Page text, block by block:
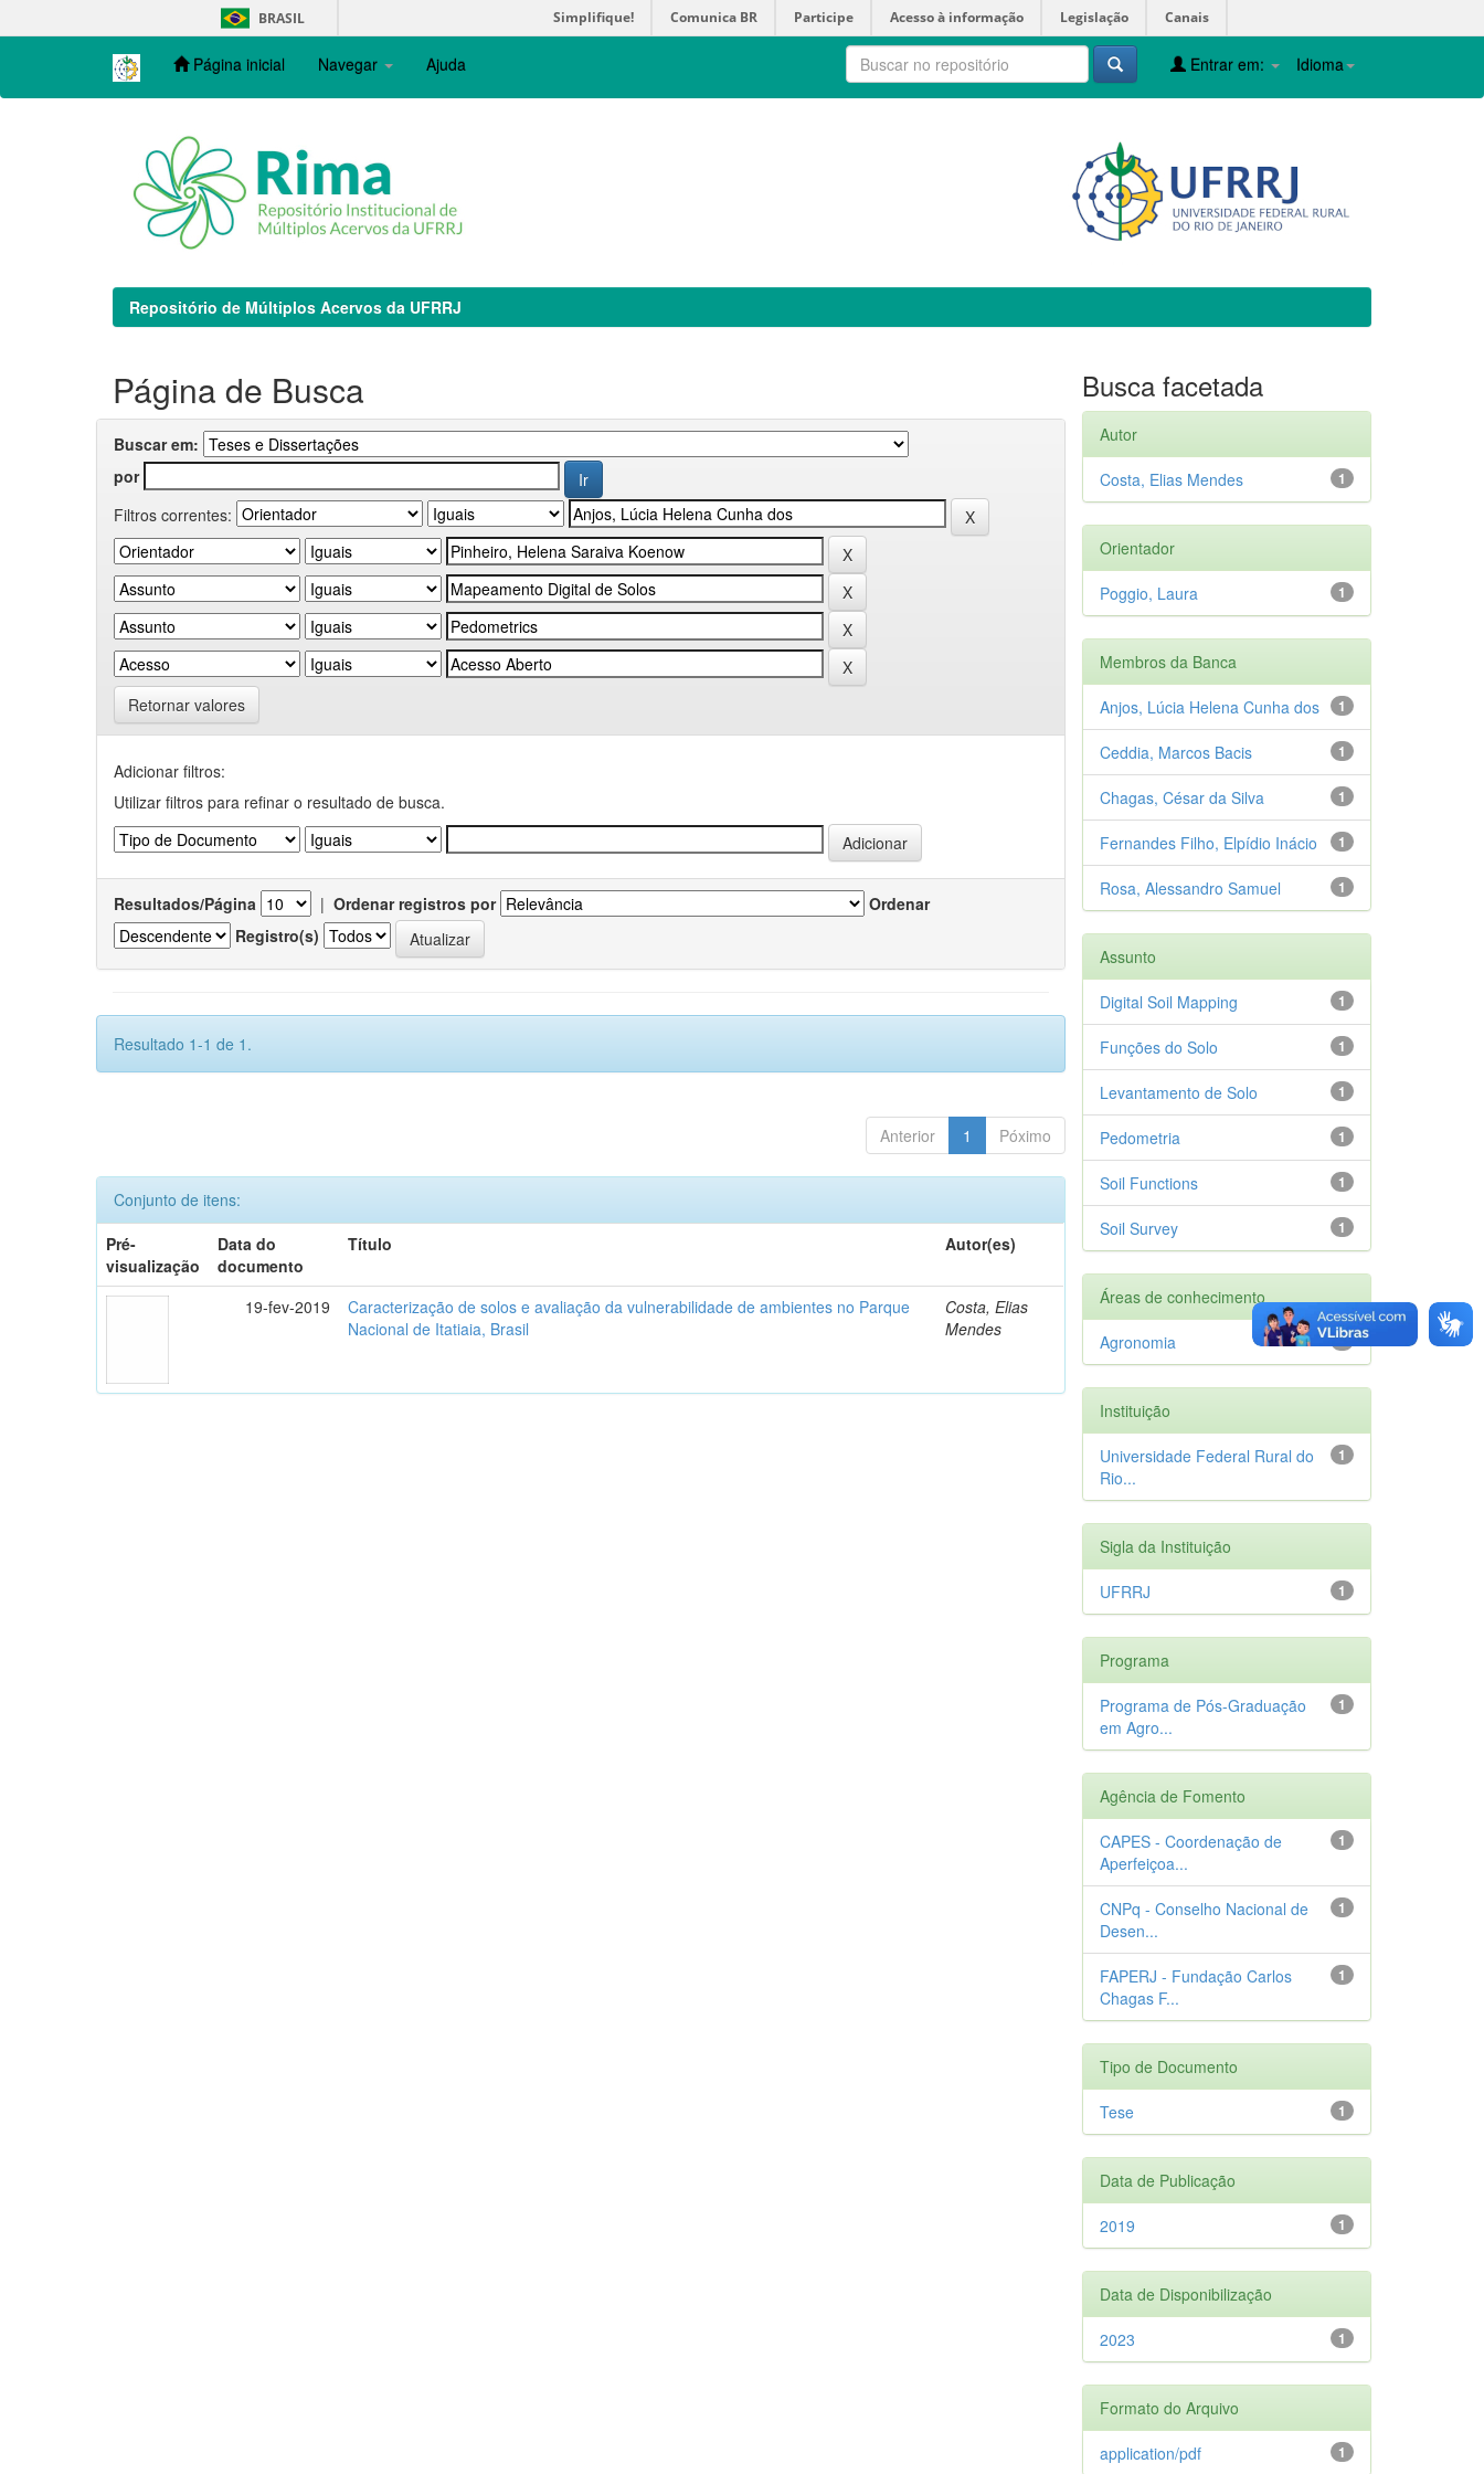
navigation
BRASIL Simplifique! Comunica BR Participe Acesso à informação Legislação Canais
Página inicial Navegar Ajuda Idioma
Entrar em:
Repositório de Múltiplos Acervos da UFRRJ
Página de Busca
Buscar em:
por
Filtros correntes:
Retornar valores
Adicionar filtros:
Utilizar filtros para refinar o resultado de busca.
Resultados/Página | Ordenar registros por
Ordenar
Registro(s)
Resultado 1-1 de 1.
Anterior 1 Póximo
Conjunto de itens:
Pré-
visualização
Data do
documento
Título Autor(es)
19-fev-2019
Caracterização de solos e avaliação da vulnerabilidade de ambientes no Parque
Nacional de Itatiaia, Brasil
Costa, Elias
Mendes
Busca facetada
Autor
1
Costa, Elias Mendes
Orientador
1
Poggio, Laura
Membros da Banca
1
Anjos, Lúcia Helena Cunha dos
1
Ceddia, Marcos Bacis
1
Chagas, César da Silva
1
Fernandes Filho, Elpídio Inácio
1
Rosa, Alessandro Samuel
Assunto
1
Digital Soil Mapping
1
Funções do Solo
1
Levantamento de Solo
1
Pedometria
1
Soil Functions
1
Soil Survey
Áreas de conhecimento
1
Agronomia
Instituição
1
Universidade Federal Rural do
Rio...
Sigla da Instituição
1
UFRRJ
Programa
1
Programa de Pós-Graduação
em Agro...
Agência de Fomento
1
CAPES - Coordenação de
Aperfeiçoa...
1
CNPq - Conselho Nacional de
Desen...
1
FAPERJ - Fundação Carlos
Chagas F...
Tipo de Documento
1
Tese
Data de Publicação
1
2019
Data de Disponibilização
1
2023
Formato do Arquivo
1
application/pdf